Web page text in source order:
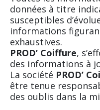
données à titre
susceptibles
informations
exhaustives.
PROD’ Coiffure,
des informations à
La société PROD’
être tenue
des oublis dans la